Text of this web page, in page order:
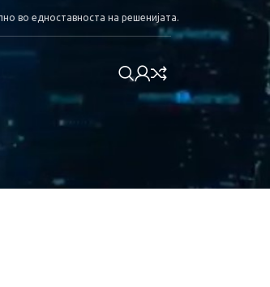
во едноставноста на решенијата.